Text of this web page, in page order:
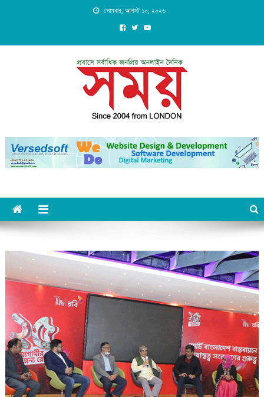
সোমবার, আগস্ট ১০, ২০২৬
Daily Shomoy, Since 2004
from LONDON